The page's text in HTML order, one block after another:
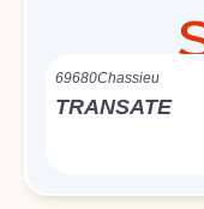
69680Chassieu
TRANSATE